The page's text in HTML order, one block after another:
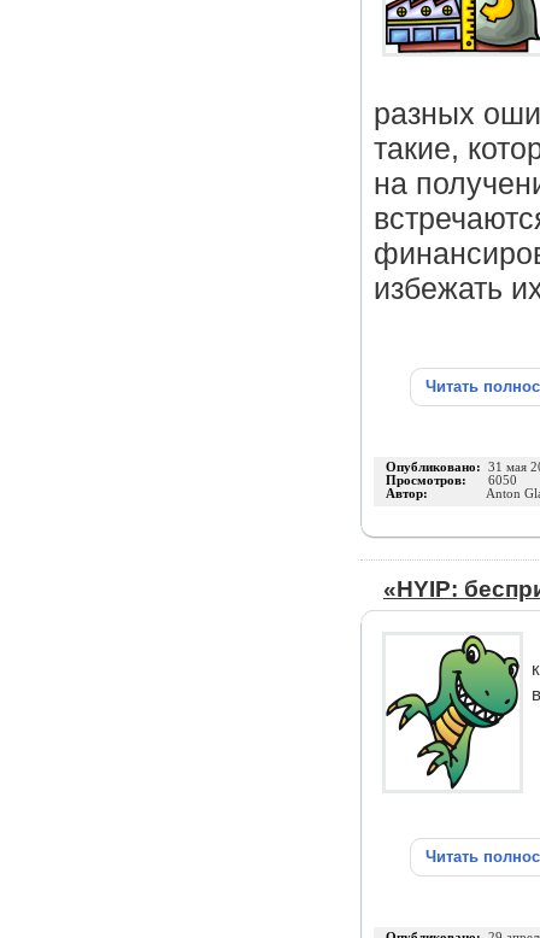
разных
такие,
на
избежать
Читать
Опубликовано: 31 мая
Просмотров: 6050
Автор: Anton
«HYIP:
Читать